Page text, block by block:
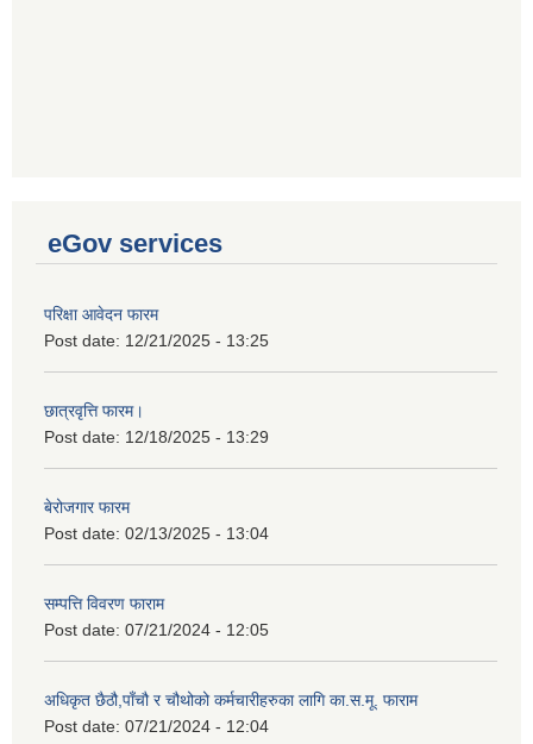
eGov services
परिक्षा आवेदन फारम
Post date: 12/21/2025 - 13:25
छात्रवृत्ति फारम।
Post date: 12/18/2025 - 13:29
बेरोजगार फारम
Post date: 02/13/2025 - 13:04
सम्पत्ति विवरण फाराम
Post date: 07/21/2024 - 12:05
अधिकृत छैठौ,पाँचौ र चौथोको कर्मचारीहरुका लागि का.स.मू. फाराम
Post date: 07/21/2024 - 12:04